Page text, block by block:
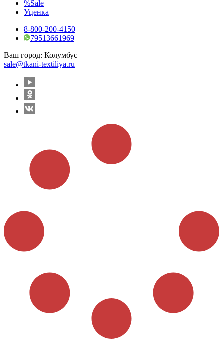
%Sale
Уценка
8-800-200-4150
79513661969
Ваш город: Колумбус
sale@tkani-textiliya.ru